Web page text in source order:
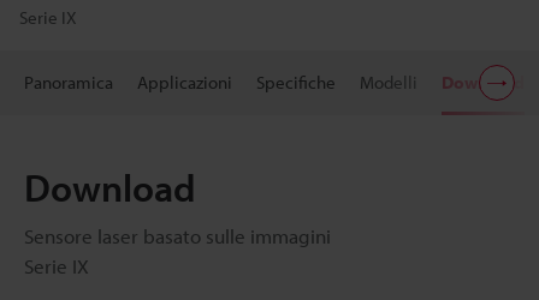
Serie IX
Panoramica Applicazioni Specifiche Modelli Download
Download
Sensore laser basato sulle immagini
Serie IX